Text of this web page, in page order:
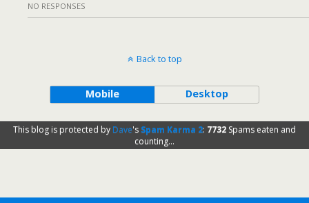
NO RESPONSES
Back to top
Mobile Desktop
This blog is protected by Dave's Spam Karma 2: 7732 Spams eaten and
counting...